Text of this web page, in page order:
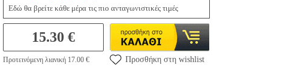
Εδώ θα βρείτε κάθε μέρα τις πιο ανταγωνιστικές τιμές
15.30 €
Προτεινόμενη λιανική 17.00 € Προσθήκη στη wishlist